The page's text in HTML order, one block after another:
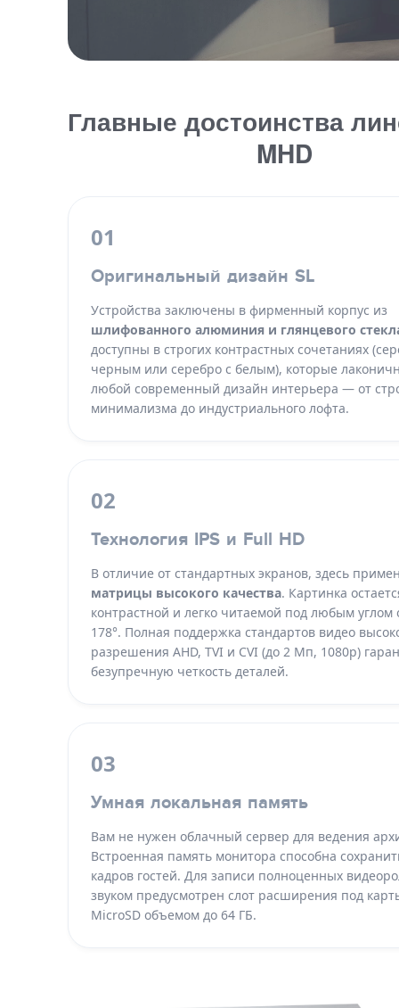
Главные достоинства
MHD
01
Оригинальный дизайн SL
Устройства заключены в фирменный корпус из
шлифованного алюминия и глянцевого
доступны в строгих контрастных сочетаниях
черным или серебро с белым), которые
любой современный дизайн интерьера — от
минимализма до индустриального лофта.
02
Технология IPS и Full HD
В отличие от стандартных экранов, здесь
матрицы высокого качества. Картинка
контрастной и легко читаемой под любым углом
178°. Полная поддержка стандартов видео
разрешения AHD, TVI и CVI (до 2 Мп, 1080p)
безупречную четкость деталей.
03
Умная локальная память
Вам не нужен облачный сервер для ведения
Встроенная память монитора способна
кадров гостей. Для записи полноценных
звуком предусмотрен слот расширения под
MicroSD объемом до 64 ГБ.